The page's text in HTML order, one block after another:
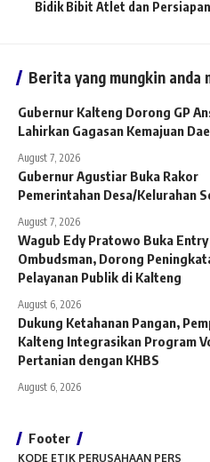
Bidik Bibit Atlet dan
Berita yang mungkin anda
Gubernur Kalteng Dorong GP
Lahirkan Gagasan Kemajuan
August 7, 2026
Gubernur Agustiar Buka Rakor
Pemerintahan Desa/Kelurahan
August 7, 2026
Wagub Edy Pratowo Buka
Ombudsman, Dorong
Pelayanan Publik di Kalteng
August 6, 2026
Dukung Ketahanan Pangan,
Kalteng Integrasikan Program
Pertanian dengan KHBS
August 6, 2026
Footer
KODE ETIK PERUSAHAAN PERS